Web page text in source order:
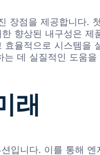
점을 제공합니다.
향상된 내구성은 제
율적으로 시스템을
데 실질적인 도움을
래
입니다. 이를 통해 엔